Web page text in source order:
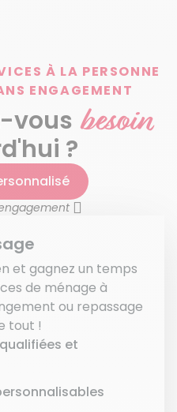
À LA PERSONNE
ENGAGEMENT
vous besoin
?
et gagnez un temps
de ménage à
ou repassage
tout !
et